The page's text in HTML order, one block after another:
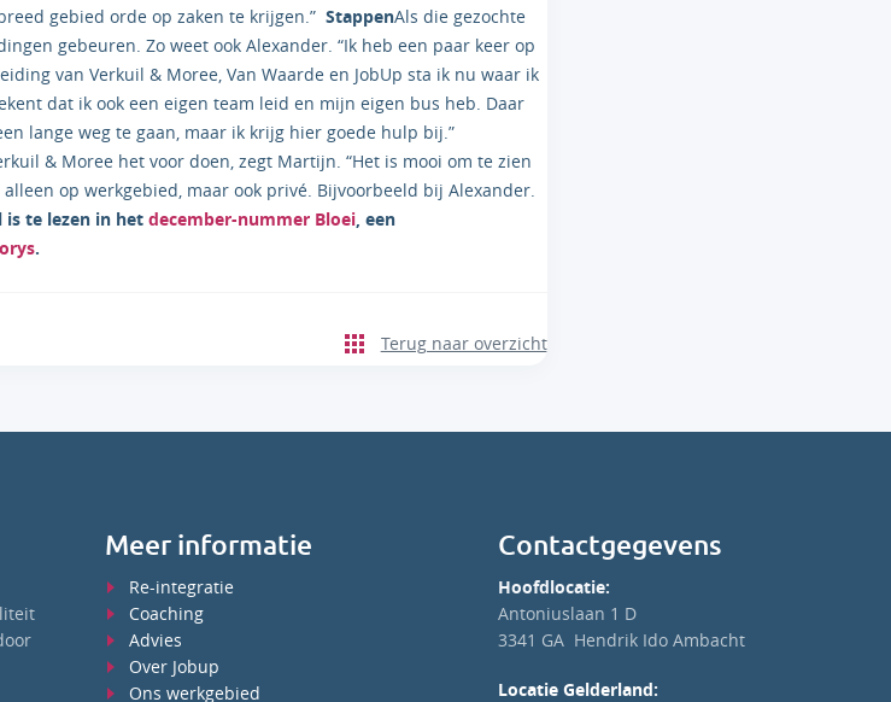
gebied orde op zaken te krijgen.”StappenAls die gezochte
gebeuren. Zo weet ook Alexander. “Ik heb een paar keer op
van Verkuil & Moree, Van Waarde en JobUp sta ik nu waar ik
dat ik ook een eigen team leid en mijn eigen bus heb. Daar
lange weg te gaan, maar ik krijg hier goede hulp bij.”
& Moree het voor doen, zegt Martijn. “Het is mooi om te zien
op werkgebied, maar ook privé. Bijvoorbeeld bij Alexander.
is te lezen in hetdecember-nummer Bloei, een
.
Terug naar overzicht
Meer informatie
Re-integratie
Coaching
Advies
Over Jobup
Ons werkgebied
Contactgegevens
Hoofdlocatie:
Antoniuslaan 1 D
3341 GA Hendrik Ido Ambacht
Locatie Gelderland: